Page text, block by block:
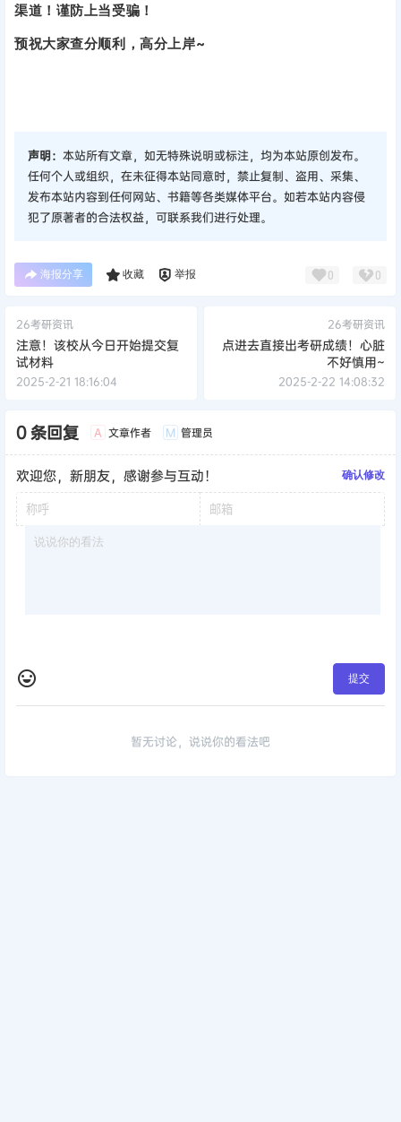
渠道！谨防上当受骗！
预祝大家查分顺利，高分上岸~
声明： 本站所有文章，如无特殊说明或标注，均为本站原创发布。
任何个人或组织，在未征得本站同意时，禁止复制、盗用、采集、
发布本站内容到任何网站、书籍等各类媒体平台。如若本站内容侵
犯了原著者的合法权益，可联系我们进行处理。
海报分享 收藏 举报 0 0
26考研资讯
注意！该校从今日开始提交复
试材料
2025-2-21 18:16:04
26考研资讯
点进去直接出考研成绩！心脏
不好慎用~
2025-2-22 14:08:32
0 条回复 A 文章作者 M 管理员
欢迎您，新朋友，感谢参与互动！ 确认修改
提交
暂无讨论，说说你的看法吧